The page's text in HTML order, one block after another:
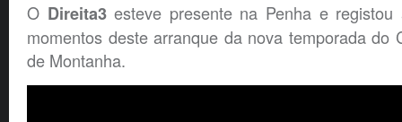
O Direita3esteve presente na Penha e registou
momentos deste arranque da nova temporada do
de Montanha.